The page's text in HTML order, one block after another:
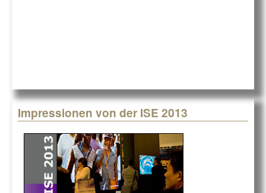
Impressionen von der ISE 2013